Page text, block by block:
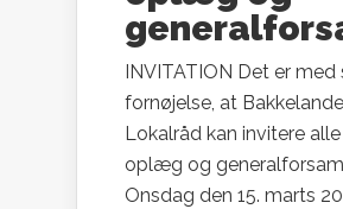
INVITATION Det er med
fornøjelse, at
Lokalråd kan invitere
oplæg og
Onsdag den 15. marts